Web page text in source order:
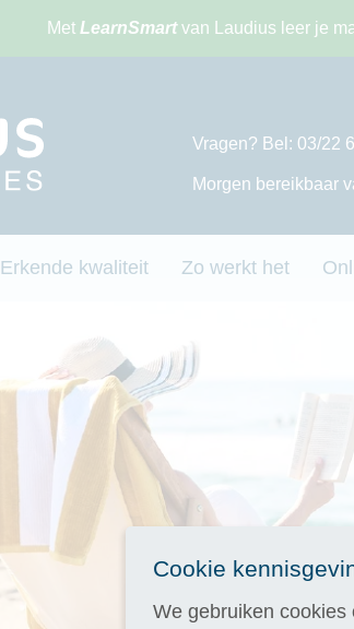
Met LearnSmartvan Laudius leer je
Vragen? Bel: 03/22
Morgen bereikbaar
Erkende kwaliteit Zo werkt het
Cookie
We gebruiken